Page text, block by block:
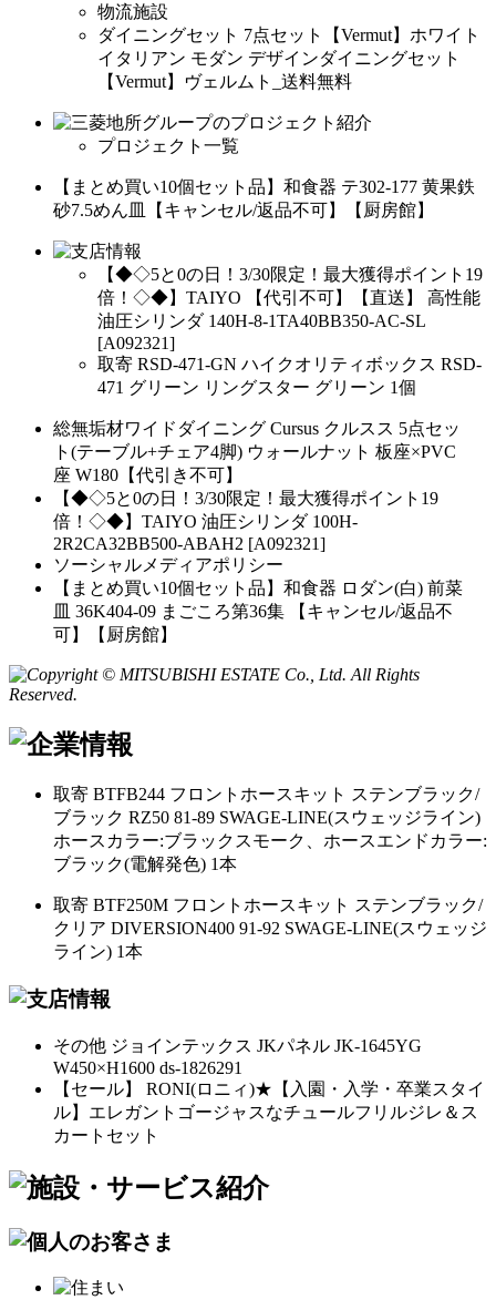
物流施設
ダイニングセット 7点セット【Vermut】ホワイト
イタリアン モダン デザインダイニングセット
【Vermut】ヴェルムト_送料無料
プロジェクト一覧
【まとめ買い10個セット品】和食器 テ302-177 黄果鉄
砂7.5めん皿【キャンセル/返品不可】【厨房館】
【◆◇5と0の日！3/30限定！最大獲得ポイント19
倍！◇◆】TAIYO 【代引不可】【直送】 高性能
油圧シリンダ 140H-8-1TA40BB350-AC-SL
[A092321]
取寄 RSD-471-GN ハイクオリティボックス RSD-
471 グリーン リングスター グリーン 1個
総無垢材ワイドダイニング Cursus クルスス 5点セッ
ト(テーブル+チェア4脚) ウォールナット 板座×PVC
座 W180【代引き不可】
【◆◇5と0の日！3/30限定！最大獲得ポイント19
倍！◇◆】TAIYO 油圧シリンダ 100H-
2R2CA32BB500-ABAH2 [A092321]
ソーシャルメディアポリシー
【まとめ買い10個セット品】和食器 ロダン(白) 前菜
皿 36K404-09 まごころ第36集 【キャンセル/返品不
可】【厨房館】
取寄 BTFB244 フロントホースキット ステンブラック/
ブラック RZ50 81-89 SWAGE-LINE(スウェッジライン)
ホースカラー:ブラックスモーク、ホースエンドカラー:
ブラック(電解発色) 1本
取寄 BTF250M フロントホースキット ステンブラック/
クリア DIVERSION400 91-92 SWAGE-LINE(スウェッジ
ライン) 1本
その他 ジョインテックス JKパネル JK-1645YG
W450×H1600 ds-1826291
【セール】 RONI(ロニィ)★【入園・入学・卒業スタイ
ル】エレガントゴージャスなチュールフリルジレ＆ス
カートセット